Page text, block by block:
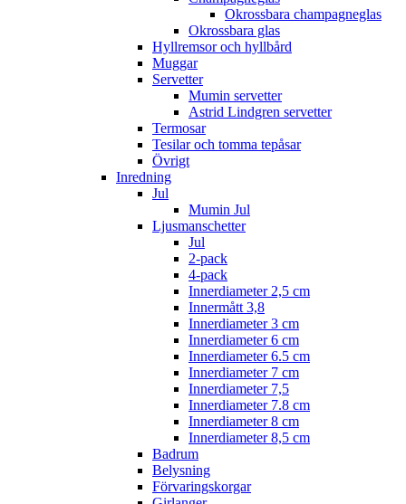
Okrossbara champagneglas
Okrossbara glas
Hyllremsor och hyllbård
Muggar
Servetter
Mumin servetter
Astrid Lindgren servetter
Termosar
Tesilar och tomma tepåsar
Övrigt
Inredning
Jul
Mumin Jul
Ljusmanschetter
Jul
2-pack
4-pack
Innerdiameter 2,5 cm
Innermått 3,8
Innerdiameter 3 cm
Innerdiameter 6 cm
Innerdiameter 6.5 cm
Innerdiameter 7 cm
Innerdiameter 7,5
Innerdiameter 7.8 cm
Innerdiameter 8 cm
Innerdiameter 8,5 cm
Badrum
Belysning
Förvaringskorgar